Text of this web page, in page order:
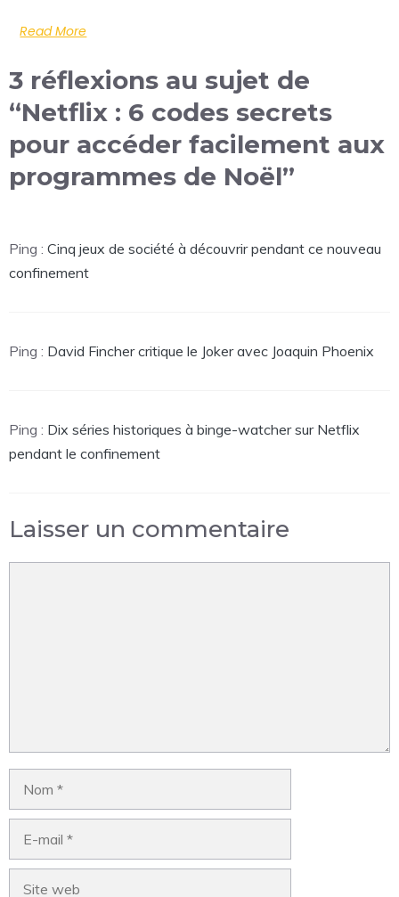
Read More
3 réflexions au sujet de
“Netflix : 6 codes secrets
pour accéder facilement aux
programmes de Noël”
Ping : Cinq jeux de société à découvrir pendant ce nouveau
confinement
Ping : David Fincher critique le Joker avec Joaquin Phoenix
Ping : Dix séries historiques à binge-watcher sur Netflix
pendant le confinement
Laisser un commentaire